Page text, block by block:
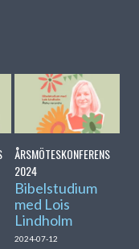
ÅRSMÖTESKONFERENS
2024
Bibelstudium
med Lois
Lindholm
2024-07-12